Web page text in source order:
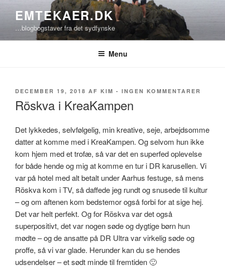
indhold
EMTEKAER.DK
…blogbogstaver fra det sydfynske
Menu
UDGIVET
DECEMBER 19, 2018 AF KIM - INGEN KOMMENTARER
Röskva i KreaKampen
Det lykkedes, selvfølgelig, min kreative, seje, arbejdsomme
datter at komme med i KreaKampen. Og selvom hun ikke
kom hjem med et trofæ, så var det en superfed oplevelse
for både hende og mig at komme en tur i DR karusellen. Vi
var på hotel med alt betalt under Aarhus festuge, så mens
Röskva kom i TV, så daffede jeg rundt og snusede til kultur
– og om aftenen kom bedstemor også forbi for at sige hej.
Det var helt perfekt. Og for Röskva var det også
superpositivt, det var nogen søde og dygtige børn hun
mødte – og de ansatte på DR Ultra var virkelig søde og
proffe, så vi var glade. Herunder kan du se hendes
udsendelser – et sødt minde til fremtiden 🙂